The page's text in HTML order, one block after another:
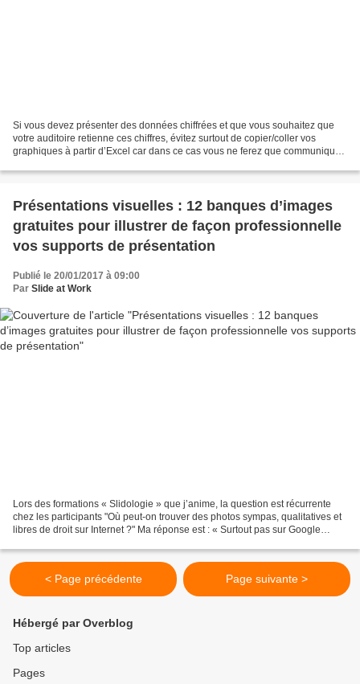
Si vous devez présenter des données chiffrées et que vous souhaitez que
votre auditoire retienne ces chiffres, évitez surtout de copier/coller vos
graphiques à partir d’Excel car dans ce cas vous ne ferez que communiquer
Présentations visuelles : 12 banques d’images
gratuites pour illustrer de façon professionnelle
vos supports de présentation
Publié le 20/01/2017 à 09:00
Par Slide at Work
Lors des formations « Slidologie » que j’anime, la question est récurrente
chez les participants "Où peut-on trouver des photos sympas, qualitatives et
libres de droit sur Internet ?" Ma réponse est : « Surtout pas sur Google
< Page précédente Page suivante >
Hébergé par Overblog
Top articles
Pages